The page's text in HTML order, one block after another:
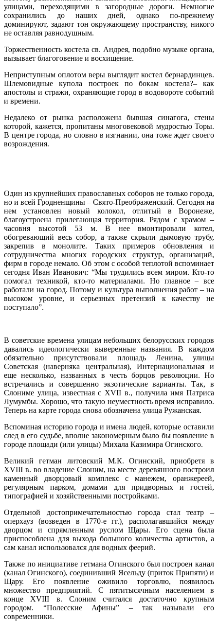
улицами, переходящими в загородные дороги. Немногие
сохранились до наших дней, однако по-прежнему
доминируют, задают тон окружающему пространству, никого
не оставляя равнодушным.
Торжественность костела св. Андрея, подобно музыке органа,
вызывает благоговение и восхищение.
Неприступным оплотом веры выглядит костел бернардинцев.
Шлемовидные купола построек по бокам костела?– как
апостолы и стражи, охраняющие город в водовороте событий
и времени.
Недалеко от рынка расположена бывшая синагога, стены
которой, кажется, пропитаны многовековой мудростью Торы.
В центре города, но словно в изгнании, она тоже ждет своего
возрождения.
Один из крупнейших православных соборов не только города,
но и всей Гродненщины – Свято-Преображенский. Сегодня на
нем установлен новый колокол, отлитый в Воронеже,
благоустроена прилегающая территория. Рядом с храмом –
часовня высотой 53 м. В нее вмонтировали котел,
обогревающий весь собор, а также скрыли дымовую трубу,
закрепив в монолите. Таких примеров обновления и
сотрудничества многих городских структур, организаций,
фирм в городе немало. Об этом с особой теплотой вспоминает
сегодня Иван Иванович: “Мы трудились всем миром. Кто-то
помогал техникой, кто-то материалами. Но главное – все
работали на город. Потому и культура выполнения работ – на
высоком уровне, и серьезных претензий к качеству не
поступало”.
В советские времена улицам небольших белорусских городов
давались идеологически выверенные названия. В каждом
обязательно присутствовали площадь Ленина, улицы
Советская (наверняка центральная), Интернациональная и
еще несколько, названных в честь борцов революции. Но
встречались и совершенно экзотические варианты. Так, в
Слониме улица, известная с XVII в., получила имя Патриса
Лумумбы. Хорошо, что такую неуместность время исправило.
Теперь на карте города снова обозначена улица Ружанская.
Вспоминая историю города и имена людей, которые оставили
след в его судьбе, вполне закономерным было бы появление в
городе площади (или улицы) Михала Казимира Огинского.
Великий гетман литовский М.К. Огинский, приобретя в
XVIII в. во владение Слоним, на месте деревянного построил
каменный дворцовый комплекс с манежем, оранжереей,
регулярным парком, домами для придворных и гостей,
типографией и хозяйственными постройками.
Отдельной достопримечательностью города стал театр –
оперхауз (возведен в 1770-е гг.), располагавшийся между
дворцом и спрямленным руслом Щары. Его сцена была
приспособлена для выхода большого количества артистов, а
сам канал использовался для водных феерий.
Также по инициативе гетмана Огинского был построен канал
(канал Огинского), соединивший Ясельду (приток Припяти) и
Щару. Его появление оживило торговлю, появилось
множество предприятий. С пятитысячным населением в
конце XVIII в. Слоним считался достаточно крупным
городом. “Полесские Афины” – так называли его
современники.